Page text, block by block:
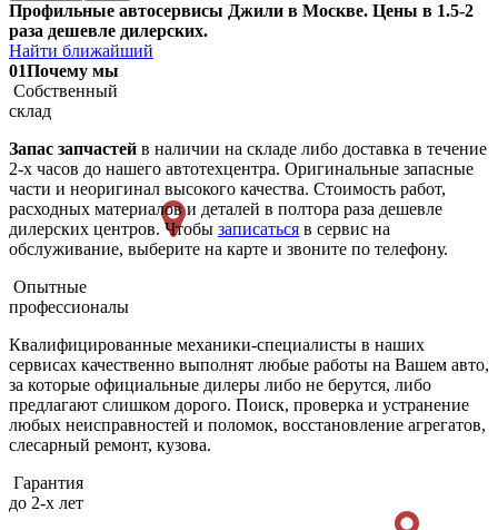
Профильные автосервисы Джили в Москве. Цены в 1.5-2
раза дешевле дилерских.
Найти ближайший
01Почему мы
Собственный
склад
Запас запчастей в наличии на складе либо доставка в течение
2-х часов до нашего автотехцентра. Оригинальные запасные
части и неоригинал высокого качества. Стоимость работ,
расходных материалов и деталей в полтора раза дешевле
дилерских центров. Чтобы записаться в сервис на
обслуживание, выберите на карте и звоните по телефону.
Опытные
профессионалы
Квалифицированные механики-специалисты в наших
сервисах качественно выполнят любые работы на Вашем авто,
за которые официальные дилеры либо не берутся, либо
предлагают слишком дорого. Поиск, проверка и устранение
любых неисправностей и поломок, восстановление агрегатов,
слесарный ремонт, кузова.
Гарантия
до 2-х лет